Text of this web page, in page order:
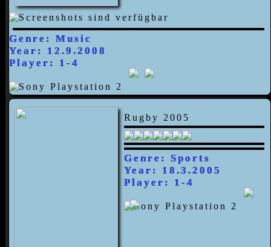
Genre: Music
Year: 12.9.2008
Player: 1-4
Rugby 2005
Genre: Sports
Year: 18.3.2005
Player: 1-4